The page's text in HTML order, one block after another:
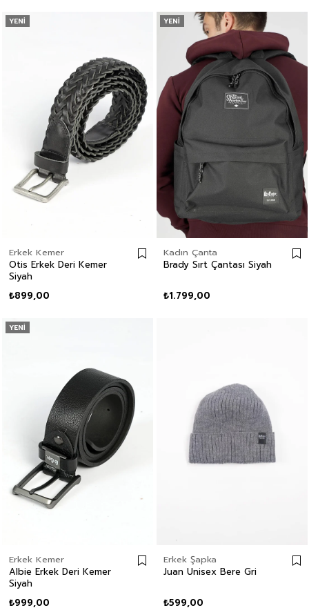
Erkek Kemer
Otis Erkek Deri Kemer
Siyah
₺899,00
YENI
Kadın Çanta
Brady Sırt Çantası Siyah
₺1.799,00
YENI
Erkek Kemer
Albie Erkek Deri Kemer
Siyah
₺999,00
YENI
Erkek Şapka
Juan Unisex Bere Gri
₺599,00